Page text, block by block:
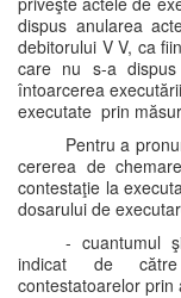
dispus anularea
debitorului V V, ca
care nu s-a
întoarcerea
executate prin
Pentru a
cererea de
contestaţie la
dosarului de
- cuantumul
indicat de către
contestatoarelor prin